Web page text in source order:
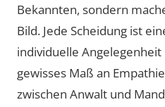
Bekannten, sondern
Bild. Jede Scheidung ist
individuelle
gewisses Maß an
zwischen Anwalt und